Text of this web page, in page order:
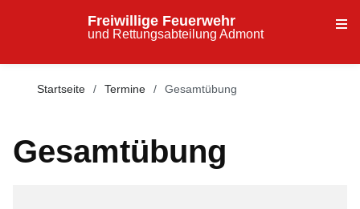
Freiwillige Feuerwehr
und Rettungsabteilung Admont
Startseite Termine Gesamtübung
Gesamtübung